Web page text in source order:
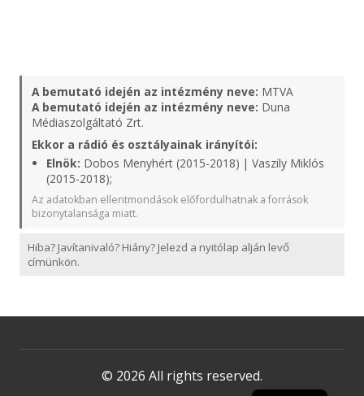
A bemutató idején az intézmény neve: MTVA
A bemutató idején az intézmény neve: Duna
Médiaszolgáltató Zrt.
Ekkor a rádió és osztályainak irányítói:
Elnök: Dobos Menyhért (2015-2018) | Vaszily Miklós
(2015-2018);
Az adatokban ellentmondások előfordulhatnak a források
bizonytalansága miatt.
Hiba? Javítanivaló? Hiány? Jelezd a nyitólap alján levő
címünkön.
© 2026 All rights reserved.